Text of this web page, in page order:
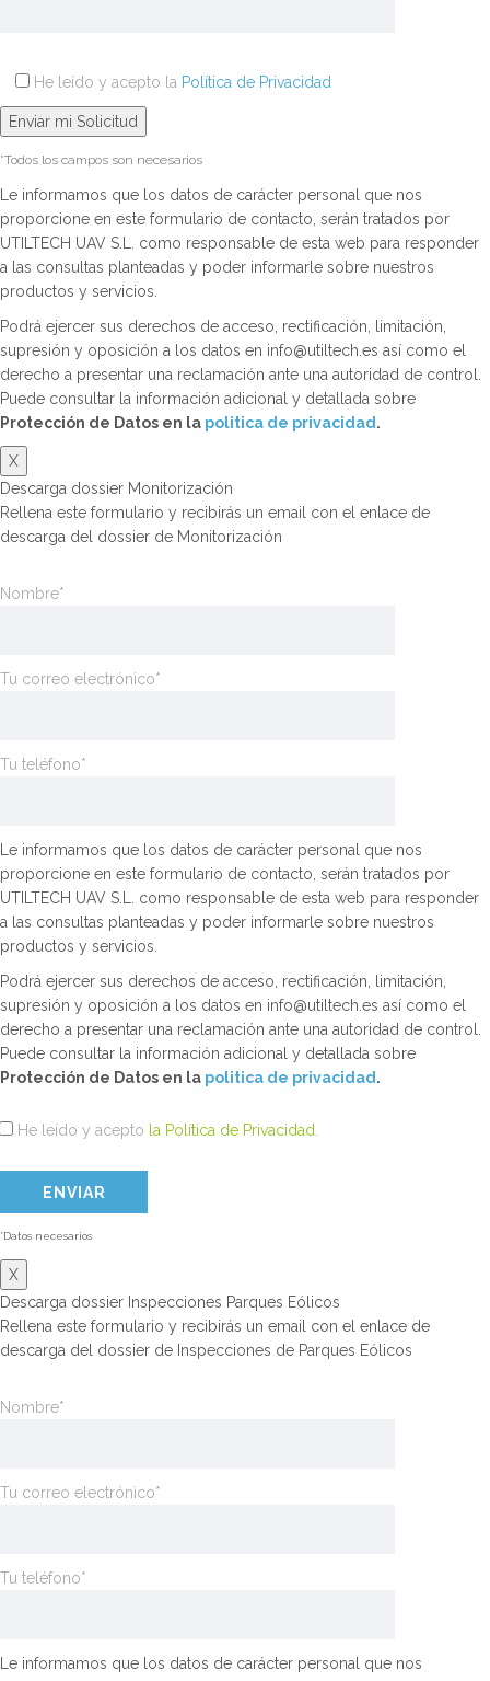
He leído y acepto la Política de Privacidad
*Todos los campos son necesarios
Le informamos que los datos de carácter personal que nos
proporcione en este formulario de contacto, serán tratados por
UTILTECH UAV S.L. como responsable de esta web para responder
a las consultas planteadas y poder informarle sobre nuestros
productos y servicios.
Podrá ejercer sus derechos de acceso, rectificación, limitación,
supresión y oposición a los datos en info@utiltech.es así como el
derecho a presentar una reclamación ante una autoridad de control.
Puede consultar la información adicional y detallada sobre
Protección de Datos en la politica de privacidad .
X
Descarga dossier Monitorización
Rellena este formulario y recibirás un email con el enlace de
descarga del dossier de Monitorización
Nombre*
Tu correo electrónico*
Tu teléfono*
Le informamos que los datos de carácter personal que nos
proporcione en este formulario de contacto, serán tratados por
UTILTECH UAV S.L. como responsable de esta web para responder
a las consultas planteadas y poder informarle sobre nuestros
productos y servicios.
Podrá ejercer sus derechos de acceso, rectificación, limitación,
supresión y oposición a los datos en info@utiltech.es así como el
derecho a presentar una reclamación ante una autoridad de control.
Puede consultar la información adicional y detallada sobre
Protección de Datos en la politica de privacidad .
He leído y acepto la Política de Privacidad
*Datos necesarios
X
Descarga dossier Inspecciones Parques Eólicos
Rellena este formulario y recibirás un email con el enlace de
descarga del dossier de Inspecciones de Parques Eólicos
Nombre*
Tu correo electrónico*
Tu teléfono*
Le informamos que los datos de carácter personal que nos